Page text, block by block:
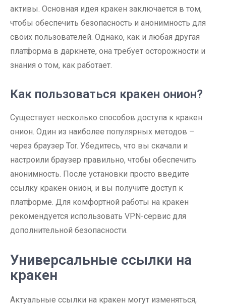
активы. Основная идея кракен заключается в том,
чтобы обеспечить безопасность и анонимность для
своих пользователей. Однако, как и любая другая
платформа в даркнете, она требует осторожности и
знания о том, как работает.
Как пользоваться кракен онион?
Существует несколько способов доступа к кракен
онион. Один из наиболее популярных методов –
через браузер Tor. Убедитесь, что вы скачали и
настроили браузер правильно, чтобы обеспечить
анонимность. После установки просто введите
ссылку кракен онион, и вы получите доступ к
платформе. Для комфортной работы на кракен
рекомендуется использовать VPN-сервис для
дополнительной безопасности.
Универсальные ссылки на
кракен
Актуальные ссылки на кракен могут изменяться,